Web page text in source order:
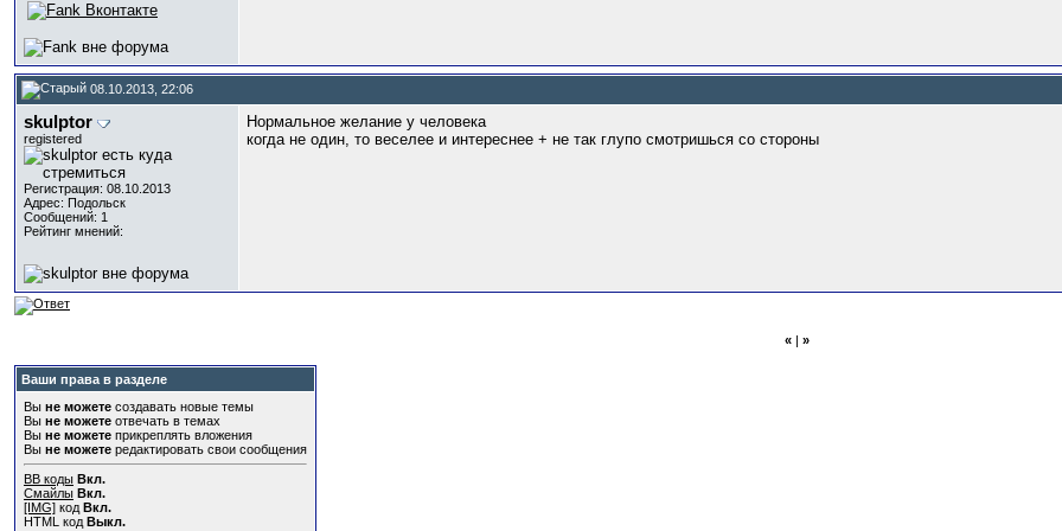
08.10.2013, 22:06
skulptor
registered
Регистрация: 08.10.2013
Адрес: Подольск
Сообщений: 1
Рейтинг мнений:
Нормальное желание у человека
когда не один, то веселее и интереснее + не так глупо смотришься со стороны
« | »
Ваши права в разделе
Вы не можете создавать новые темы
Вы не можете отвечать в темах
Вы не можете прикреплять вложения
Вы не можете редактировать свои сообщения
BB коды Вкл.
Смайлы Вкл.
[IMG] код Вкл.
HTML код Выкл.